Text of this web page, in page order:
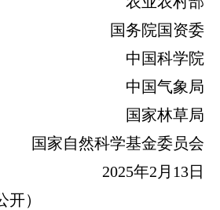
国务院国资委
中国科学院
中国气象局
国家林草局
国家自然科学基金委员会
2025年2月13日
）